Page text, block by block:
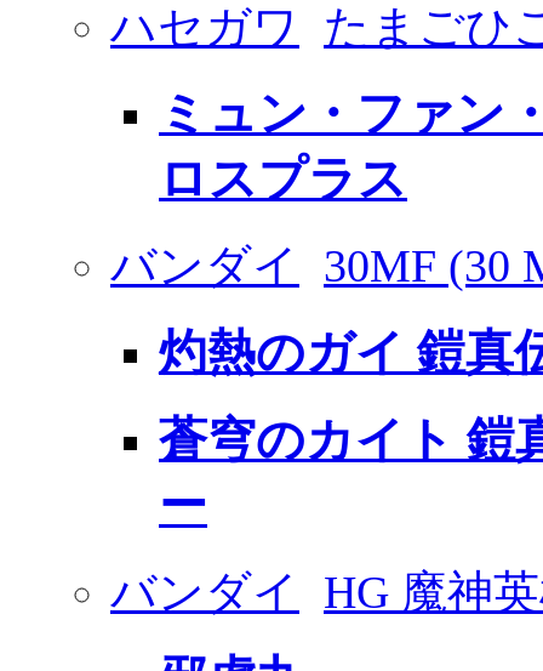
ハセガワ たまごひ
ミュン・ファン
ロスプラス
バンダイ 30MF (30
灼熱のガイ 鎧真
蒼穹のカイト 鎧
ー
バンダイ HG 魔神